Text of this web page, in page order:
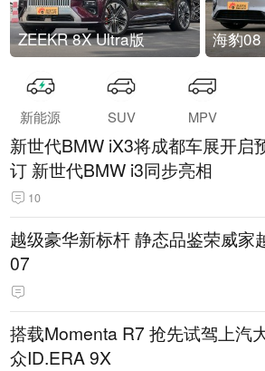
ZEEKR 8X Ultra版 海豹
新能源 SUV MPV
新世代BMW iX3将成都车展开启
订 新世代BMW i3同步亮相
10
越级豪华新标杆 静态品鉴荣威家
07
搭载Momenta R7 抢先试驾上汽
众ID.ERA 9X